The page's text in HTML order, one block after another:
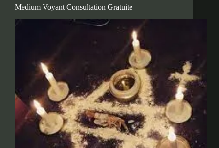
Medium Voyant Consultation Gratuite